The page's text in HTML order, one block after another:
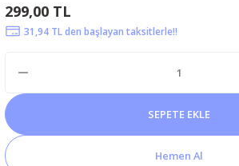
299,00 TL
31,94 TL den başlayan taksitlerle!!
SEPETE EKLE
Hemen Al